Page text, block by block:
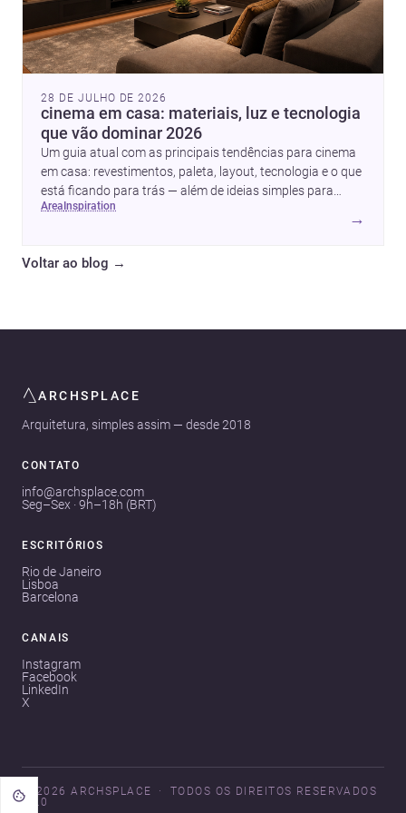
28 DE JULHO DE 2026
cinema em casa: materiais, luz e tecnologia
que vão dominar 2026
Um guia atual com as principais tendências para cinema
em casa: revestimentos, paleta, layout, tecnologia e o que
está ficando para trás — além de ideias simples para
atualizar sem reforma completa.
area inspiration
→
Voltar ao blog →
ARCHSPLACE
Arquitetura, simples assim — desde 2018
CONTATO
info@archsplace.com
Seg–Sex · 9h–18h (BRT)
ESCRITÓRIOS
Rio de Janeiro
Lisboa
Barcelona
CANAIS
Instagram
Facebook
LinkedIn
X
© 2026 ARCHSPLACE
TODOS OS DIREITOS RESERVADOS
V3.0